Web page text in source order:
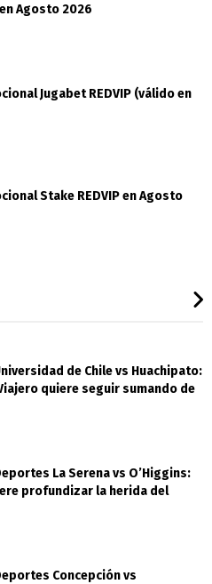
Agosto 2026
Jugabet REDVIP (válido en
Stake REDVIP en Agosto
de Chile vs Huachipato:
quiere seguir sumando de
La Serena vs O’Higgins:
profundizar la herida del
Concepción vs